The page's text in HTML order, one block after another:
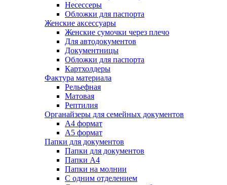
Несессеры
Обложки для паспорта
Женские аксессуары
Женские сумочки через плечо
Для автодокументов
Документницы
Обложки для паспорта
Картхолдеры
Фактура материала
Рельефная
Матовая
Рептилия
Органайзеры для семейных документов
А4 формат
А5 формат
Папки для документов
Папки для документов
Папки А4
Папки на молнии
С одним отделением